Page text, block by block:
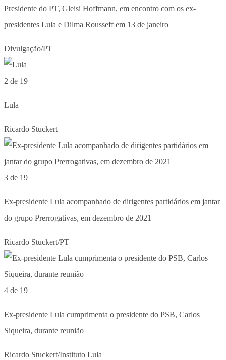
Presidente do PT, Gleisi Hoffmann, em encontro com os ex-
presidentes Lula e Dilma Rousseff em 13 de janeiro
Divulgação/PT
2 de 19
Lula
Ricardo Stuckert
3 de 19
Ex-presidente Lula acompanhado de dirigentes partidários em jantar
do grupo Prerrogativas, em dezembro de 2021
Ricardo Stuckert/PT
4 de 19
Ex-presidente Lula cumprimenta o presidente do PSB, Carlos
Siqueira, durante reunião
Ricardo Stuckert/Instituto Lula